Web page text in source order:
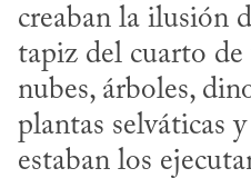
creaban la ilusión
tapiz del cuarto
nubes, árboles,
plantas selváticas
estaban los